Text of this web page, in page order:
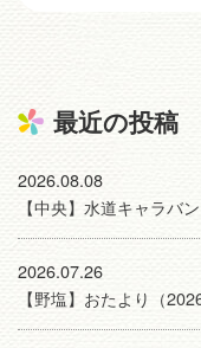
最近の投稿
2026.08.08
【中央】水道キャラバン
2026.07.26
【野塩】おたより（